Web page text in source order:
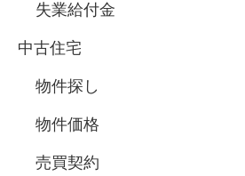
失業給付金
中古住宅
物件探し
物件価格
売買契約